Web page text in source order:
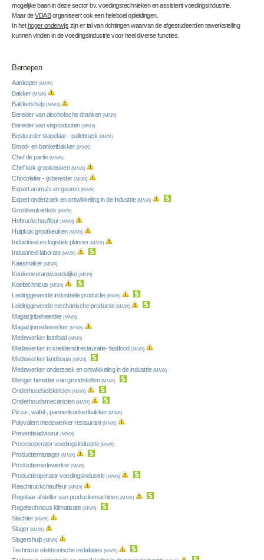
mogelijke baan in deze sector bv. voedingstechnieken en assistent voedingsindustrie.
Maar deVDABorganiseert ook een heleboel opleidingen.
In het hoger onderwijs zijn er tal van richtingen waarvan de afgestudeerden tewerkstelling
kunnen vinden in de voedingsindustrie voor heel diverse functies.
Beroepen
Aankoper (M/V/X)
Bakker (M/V/X)
Bakkershulp (M/V/X)
Bereider van alcoholische dranken (M/V/X)
Bereider van visproducten (M/V/X)
Bestuurder stapelaar - pallettruck (M/V/X)
Brood- en banketbakker (M/V/X)
Chef de partie (M/V/X)
Chef kok grootkeuken (M/V/X)
Chocolatier - ijsbereider (M/V/X)
Expert aroma's en geuren (M/V/X)
Expert onderzoek en ontwikkeling in de industrie (M/V/X)
Grootkeukenkok (M/V/X)
Heftruckchauffeur (M/V/X)
Hulpkok grootkeuken (M/V/X)
Industrieel en logistiek planner (M/V/X)
Industrieel laborant (M/V/X)
Kaasmaker (M/V/X)
Keukenverantwoordelijke (M/V/X)
Koeltechnicus (M/V/X)
Leidinggevende industriële productie (M/V/X)
Leidinggevende mechanische productie (M/V/X)
Magazijnbeheerder (M/V/X)
Magazijnmedewerker (M/V/X)
Medewerker fastfood (M/V/X)
Medewerker in sneldienstrestauratie- fastfood (M/V/X)
Medewerker landbouw (M/V/X)
Medewerker onderzoek en ontwikkeling in de industrie (M/V/X)
Menger bereider van grondstoffen (M/V/X)
Onderhoudselektricien (M/V/X)
Onderhoudsmecanicien (M/V/X)
Pizza-, wafel-, pannenkoekenbakker (M/V/X)
Polyvalent medewerker restaurant (M/V/X)
Preventieadviseur (M/V/X)
Procesoperator voedingsindustrie (M/V/X)
Productiemanager (M/V/X)
Productiemedewerker (M/V/X)
Productieoperator voedingsindustrie (M/V/X)
Reachtruckchauffeur (M/V/X)
Regelaar afsteller van productiemachines (M/V/X)
Regeltechnicus klimatisatie (M/V/X)
Slachter (M/V/X)
Slager (M/V/X)
Slagershulp (M/V/X)
Technicus elektronische installaties (M/V/X)